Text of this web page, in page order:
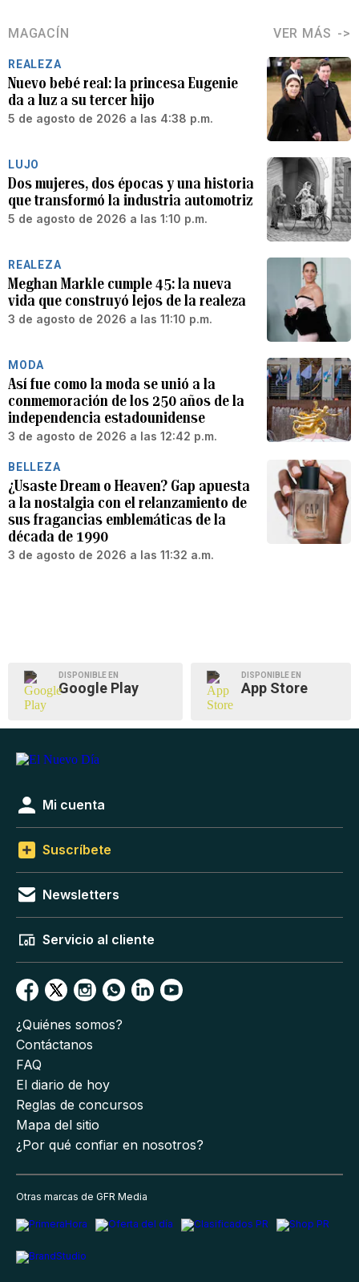
MAGACÍN VER MÁS
REALEZA
Nuevo bebé real: la princesa Eugenie
da a luz a su tercer hijo
5 de agosto de 2026 a las 4:38 p.m.
LUJO
Dos mujeres, dos épocas y una historia
que transformó la industria automotriz
5 de agosto de 2026 a las 1:10 p.m.
REALEZA
Meghan Markle cumple 45: la nueva
vida que construyó lejos de la realeza
3 de agosto de 2026 a las 11:10 p.m.
MODA
Así fue como la moda se unió a la
conmemoración de los 250 años de la
independencia estadounidense
3 de agosto de 2026 a las 12:42 p.m.
BELLEZA
¿Usaste Dream o Heaven? Gap apuesta
a la nostalgia con el relanzamiento de
sus fragancias emblemáticas de la
década de 1990
3 de agosto de 2026 a las 11:32 a.m.
DISPONIBLE EN
Google Play
DISPONIBLE EN
App Store
Mi cuenta
Suscríbete
Newsletters
Servicio al cliente
¿Quiénes somos?
Contáctanos
FAQ
El diario de hoy
Reglas de concursos
Mapa del sitio
¿Por qué confiar en nosotros?
Otras marcas de GFR Media